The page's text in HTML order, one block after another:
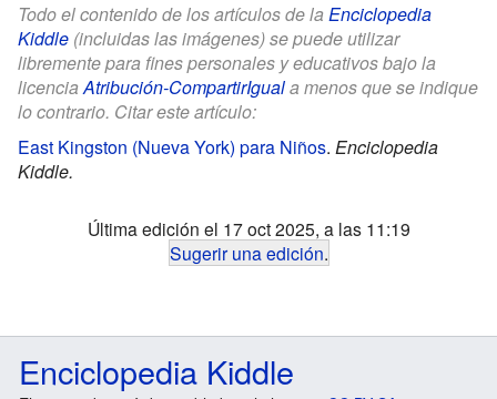
Todo el contenido de los artículos de la Enciclopedia
Kiddle (incluidas las imágenes) se puede utilizar
libremente para fines personales y educativos bajo la
licenciaAtribución-CompartirIguala menos que se indique
lo contrario. Citar este artículo:
East Kingston (Nueva York) para Niños. Enciclopedia
Kiddle.
Última edición el 17 oct 2025, a las 11:19
Sugerir una edición.
Enciclopedia Kiddle